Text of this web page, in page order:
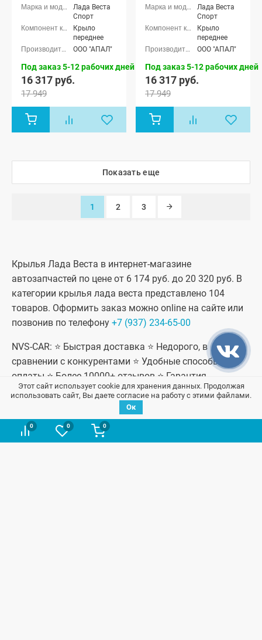
0 0 0
Лада Веста
Спорт
Крыло
переднее
ООО "АПАЛ"
Под заказ 5-12 рабочих дней
16 317 руб.
17 949
Лада Веста
Спорт
Крыло
переднее
ООО "АПАЛ"
Под заказ 5-12 рабочих дней
16 317 руб.
17 949
Показать еще
1 2 3
Крылья Лада Веста в интернет-магазине
автозапчастей по цене от 6 174 руб. до 20 320 руб. В
категории крылья лада веста представлено 104
товаров. Оформить заказ можно online на сайте или
позвонив по телефону +7 (937) 234-65-00
NVS-CAR: ⭐ Быстрая доставка ⭐ Недорого, в
сравнении с конкурентами ⭐ Удобные способы
оплаты ⭐ Более 10000+ отзывов ⭐ Гарантия
качественных запчастей
В начало страницы
Этот сайт использует cookie для хранения данных. Продолжая
использовать сайт, Вы даете согласие на работу с этими файлами.
Ок